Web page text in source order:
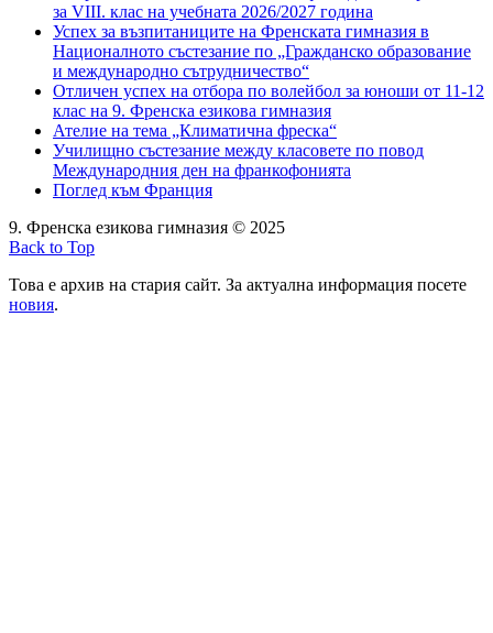
за VIII. клас на учебната 2026/2027 година
Успех за възпитаниците на Френската гимназия в
Националното състезание по „Гражданско образование
и международно сътрудничество“
Отличен успех на отбора по волейбол за юноши от 11-12
клас на 9. Френска езикова гимназия
Ателие на тема „Климатична фреска“
Училищно състезание между класовете по повод
Международния ден на франкофонията
Поглед към Франция
9. Френска езикова гимназия © 2025
Back to Top
Това е архив на стария сайт. За актуална информация посете
новия.